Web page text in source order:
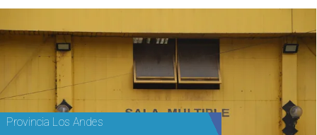
Provincia Los Andes